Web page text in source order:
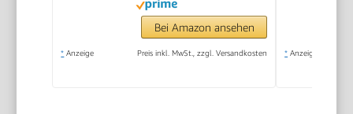
Bei Amazon ansehen
* Anzeige Preis inkl. MwSt., zzgl. Versandkosten * Anzeige